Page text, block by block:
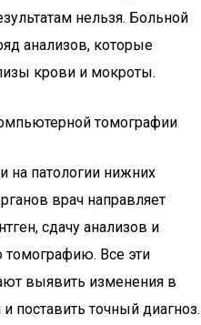
нельзя. Больной
анализов, которые
крови и мокроты.
томографии
на патологии нижних
врач направляет
сдачу анализов и
Все эти
выявить изменения в
поставить точный диагноз.